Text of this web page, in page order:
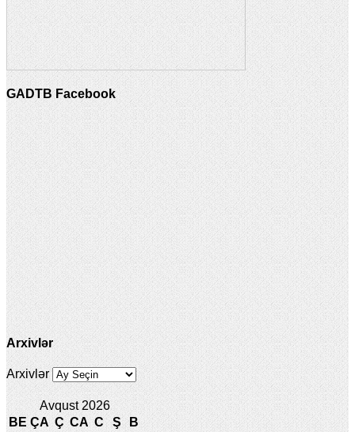
GADTB Facebook
Arxivlər
Arxivlər
Avqust 2026
BE ÇA Ç CA C Ş
B